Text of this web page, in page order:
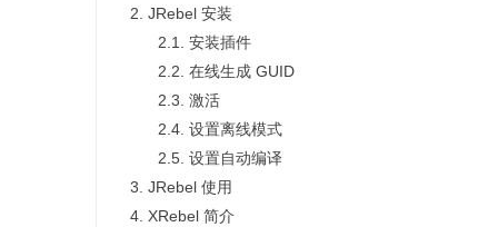
2. JRebel 安装
2.1.
安装插件
2.2. 在线生成 GUID
2.3. 激活
2.4. 设置离线模式
2.5. 设置自动编译
3. JRebel 使用
4. XRebel 简介